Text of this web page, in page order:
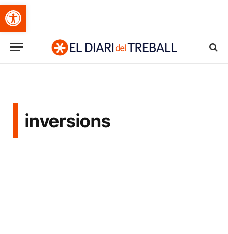
Obre la barra d'eines
inversions